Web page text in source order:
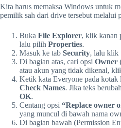
Kita harus memaksa Windows untuk
pemilik sah dari drive tersebut melalui
Buka File Explorer, klik kanan
lalu pilih Properties.
Masuk ke tab Security, lalu klik
Di bagian atas, cari opsi Owner
atau akun yang tidak dikenal,
Ketik kata Everyone pada
Check Names. Jika teks
OK.
Centang opsi “Replace owner
yang muncul di bawah nama
Di bagian bawah (Permission